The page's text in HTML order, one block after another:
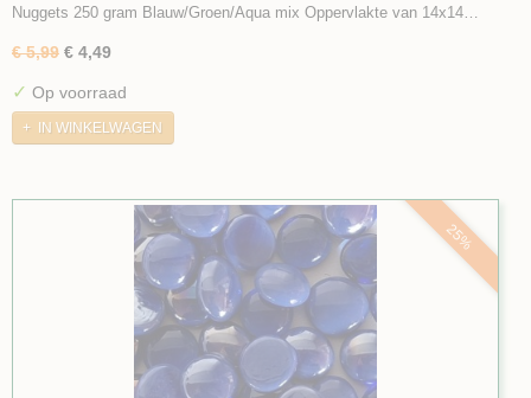
Nuggets 250 gram Blauw/Groen/Aqua mix Oppervlakte van 14x14…
€ 5,99 € 4,49
✓ Op voorraad
IN WINKELWAGEN
25%